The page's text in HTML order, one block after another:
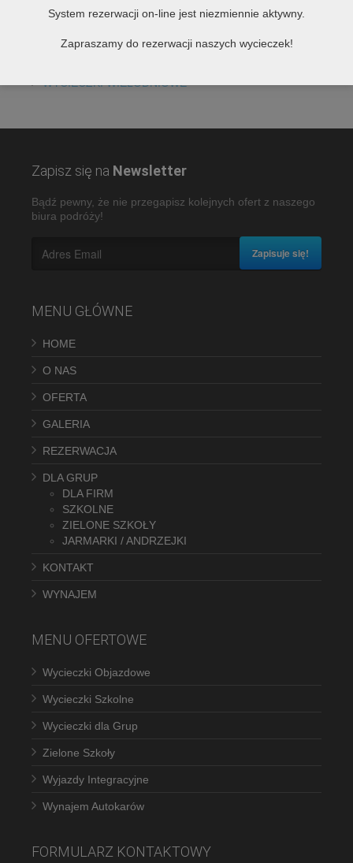
WYCIECZKI WIELODNIOWE
Zapisz się na Newsletter
Bądź pewny, że nie przegapisz kolejnych ofert z naszego
biura podróży!
Zapisuje się!
MENU GŁÓWNE
HOME
O NAS
OFERTA
GALERIA
REZERWACJA
DLA GRUP
DLA FIRM
SZKOLNE
ZIELONE SZKOŁY
JARMARKI / ANDRZEJKI
KONTAKT
WYNAJEM
MENU OFERTOWE
Wycieczki Objazdowe
Wycieczki Szkolne
Wycieczki dla Grup
Zielone Szkoły
Wyjazdy Integracyjne
Wynajem Autokarów
FORMULARZ KONTAKTOWY
System rezerwacji on-line jest niezmiennie aktywny.
Zapraszamy do rezerwacji naszych wycieczek!